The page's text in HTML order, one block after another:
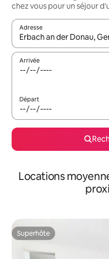
chez vous pour un séjour
Adresse
Lorsque les résultats
Arrivée
Départ
Locations
Superhôte
Superhôte